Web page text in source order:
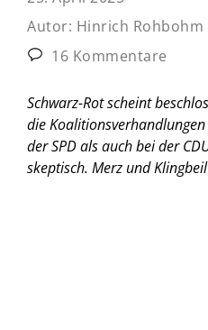
Autor: Hinrich
16 Kommentare
Schwarz-Rot scheint
die
der SPD als auch bei der
skeptisch. Merz und